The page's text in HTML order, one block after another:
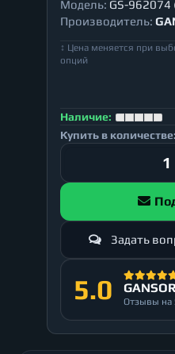
Модель: GS-962074
Производитель:
↕ Цена меняется при
опций
Наличие:
Купить в количестве:
Задать
5.0 Отзывы на